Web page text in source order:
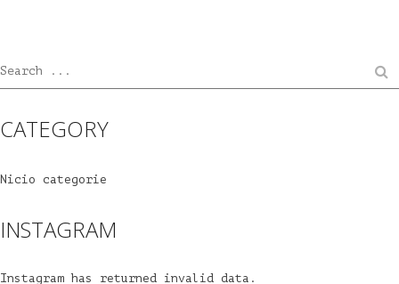
Search ...
CATEGORY
Nicio categorie
INSTAGRAM
Instagram has returned invalid data.